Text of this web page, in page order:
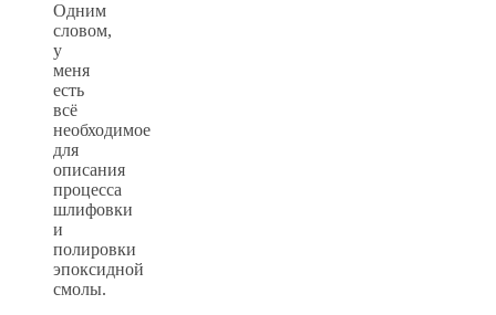
Одним
словом,
у
меня
есть
всё
необходимое
для
описания
процесса
шлифовки
и
полировки
эпоксидной
смолы.